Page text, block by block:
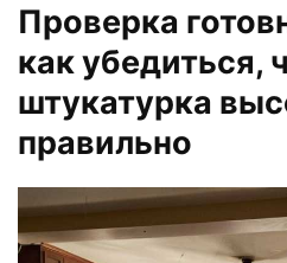
Проверка
как убедиться,
штукатурка
правильно